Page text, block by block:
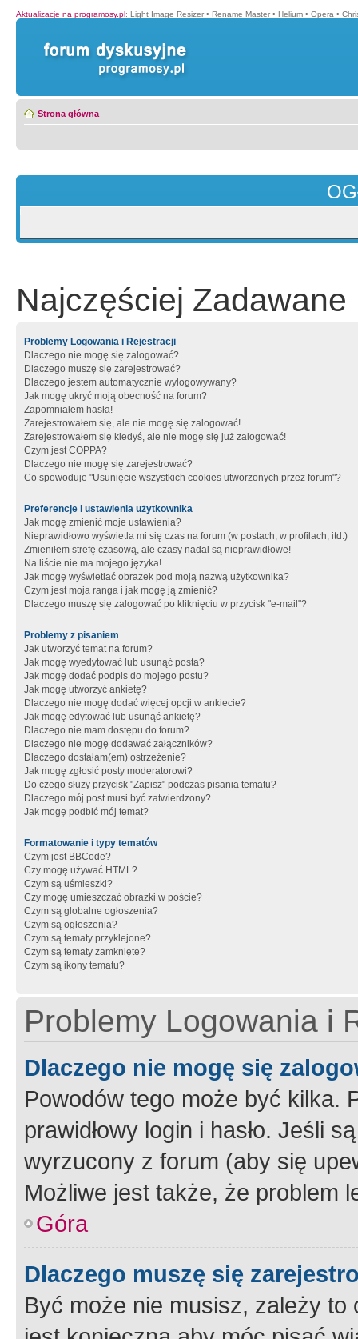
Aktualizacje na programosy.pl: Light Image Resizer • Rename Master • Helium • Opera •
Strona główna
Najczęściej Zadawane
Problemy Logowania i Rejestracji
Dlaczego nie mogę się zalogować?
Dlaczego muszę się zarejestrować?
Dlaczego jestem automatycznie wylogowywany?
Jak mogę ukryć moją obecność na forum?
Zapomniałem hasła!
Zarejestrowałem się, ale nie mogę się zalogować!
Zarejestrowałem się kiedyś, ale nie mogę się już zalogować!
Czym jest COPPA?
Dlaczego nie mogę się zarejestrować?
Co spowoduje "Usunięcie wszystkich cookies utworzonych przez forum"?
Preferencje i ustawienia użytkownika
Jak mogę zmienić moje ustawienia?
Nieprawidłowo wyświetla mi się czas na forum (w postach, w profilach, itd.)
Zmieniłem strefę czasową, ale czasy nadal są nieprawidłowe!
Na liście nie ma mojego języka!
Jak mogę wyświetlać obrazek pod moją nazwą użytkownika?
Czym jest moja ranga i jak mogę ją zmienić?
Dlaczego muszę się zalogować po kliknięciu w przycisk "e-mail"?
Problemy z pisaniem
Jak utworzyć temat na forum?
Jak mogę wyedytować lub usunąć posta?
Jak mogę dodać podpis do mojego postu?
Jak mogę utworzyć ankietę?
Dlaczego nie mogę dodać więcej opcji w ankiecie?
Jak mogę edytować lub usunąć ankietę?
Dlaczego nie mam dostępu do forum?
Dlaczego nie mogę dodawać załączników?
Dlaczego dostałam(em) ostrzeżenie?
Jak mogę zgłosić posty moderatorowi?
Do czego służy przycisk "Zapisz" podczas pisania tematu?
Dlaczego mój post musi być zatwierdzony?
Jak mogę podbić mój temat?
Formatowanie i typy tematów
Czym jest BBCode?
Czy mogę używać HTML?
Czym są uśmieszki?
Czy mogę umieszczać obrazki w poście?
Czym są globalne ogłoszenia?
Czym są ogłoszenia?
Czym są tematy przyklejone?
Czym są tematy zamknięte?
Czym są ikony tematu?
Problemy Logowania i
Dlaczego nie mogę się
Powodów tego może być kilka.
prawidłowy login i hasło. Jeśli
wyrzucony z forum (aby się
Możliwe jest także, że problem
Góra
Dlaczego muszę się
Być może nie musisz, zależy